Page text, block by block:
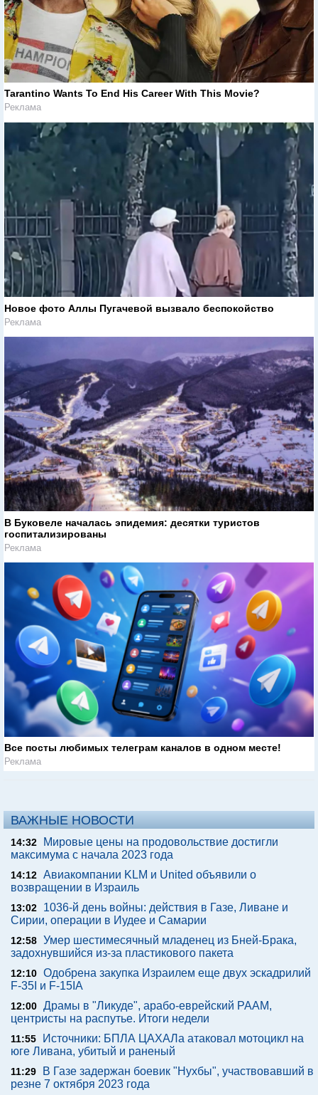
Tarantino Wants To End His Career With This Movie?
Реклама
Новое фото Аллы Пугачевой вызвало беспокойство
Реклама
В Буковеле началась эпидемия: десятки туристов
госпитализированы
Реклама
Все посты любимых телеграм каналов в одном месте!
Реклама
ВАЖНЫЕ НОВОСТИ
14:32
Мировые цены на продовольствие достигли
максимума с начала 2023 года
14:12 Авиакомпании KLM и United объявили о
возвращении в Израиль
13:02
1036-й день войны: действия в Газе, Ливане и
Сирии, операции в Иудее и Самарии
12:58 Умер шестимесячный младенец из Бней-Брака,
задохнувшийся из-за пластикового пакета
12:10 Одобрена закупка Израилем еще двух эскадрилий
F-35I и F-15IA
12:00 Драмы в "Ликуде", арабо-еврейский РААМ,
центристы на распутье. Итоги недели
11:55
Источники: БПЛА ЦАХАЛа атаковал мотоцикл на
юге Ливана, убитый и раненый
11:29
В Газе задержан боевик "Нухбы", участвовавший в
резне 7 октября 2023 года